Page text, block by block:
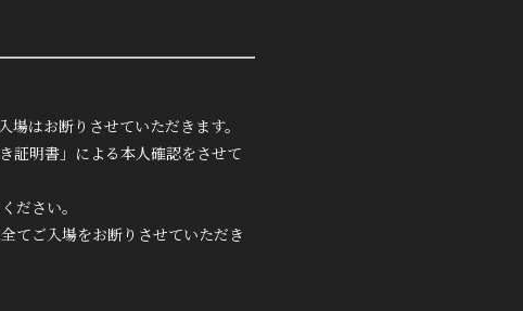
はお断りさせていただきます。
証明書」による本人確認をさせて
ださい。
てご入場をお断りさせていただき